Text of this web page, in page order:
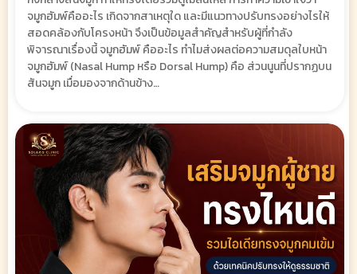
จมูกฮัมพ์คืออะไร เกิดจากสาเหตุใด และมีแนวทางปรับทรงอย่างไรให้
สอดคล้องกับโครงหน้า จึงเป็นข้อมูลสำคัญสำหรับผู้ที่กำลัง
พิจารณาเรื่องนี้ จมูกฮัมพ์ คืออะไร ทำไมส่งผลต่อความสมดุลใบหน้า
จมูกฮัมพ์ (Nasal Hump หรือ Dorsal Hump) คือ ส่วนนูนที่ปรากฏบน
สันจมูก เมื่อมองจากด้านข้าง…